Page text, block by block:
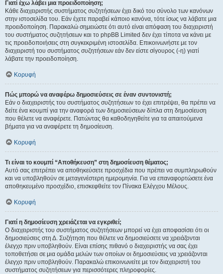
Γιατί έχω λάβει μια προειδοποίηση;
Κάθε διαχειριστής συστήματος συζητήσεων έχει δικό του σύνολο των κανόνων
στην ιστοσελίδα του. Εάν έχετε παραβεί κάποιο κανόνα, τότε ίσως να λάβατε μια
προειδοποίηση. Παρακαλώ σημειώστε ότι αυτό είναι απόφαση του διαχειριστή
του συστήματος συζητήσεων και το phpBB Limited δεν έχει τίποτα να κάνει με
τις προειδοποιήσεις στη συγκεκριμένη ιστοσελίδα. Επικοινωνήστε με τον
διαχειριστή του συστήματος συζητήσεων εάν δεν είστε σίγουρος (-η) γιατί
λάβατε την προειδοποίηση.
Κορυφή
Πώς μπορώ να αναφέρω δημοσιεύσεις σε έναν συντονιστή;
Εάν ο διαχειριστής του συστήματος συζητήσεων το έχει επιτρέψει, θα πρέπει να
δείτε ένα κουμπί για την αναφορά των δημοσιεύσεων δίπλα στη δημοσίευση
που θέλετε να αναφέρετε. Πατώντας θα καθοδηγηθείτε για τα απαιτούμενα
βήματα για να αναφέρετε τη δημοσίευση.
Κορυφή
Τι είναι το κουμπί “Αποθήκευση” στη δημοσίευση θέματος;
Αυτό σας επιτρέπει να αποθηκεύσετε προσχέδια που πρέπει να συμπληρωθούν
και να υποβληθούν σε μεταγενέστερη ημερομηνία. Για να επαναφορτώσετε ένα
αποθηκευμένο προσχέδιο, επισκεφθείτε τον Πίνακα Ελέγχου Μέλους.
Κορυφή
Γιατί η δημοσίευση χρειάζεται να εγκριθεί;
Ο διαχειριστής του συστήματος συζητήσεων μπορεί να έχει αποφασίσει ότι οι
δημοσιεύσεις στη Δ. Συζήτηση που θέλετε να δημοσιεύσετε να χρειάζονται
έλεγχο πριν υποβληθούν. Είναι επίσης πιθανό ο διαχειριστής να σας έχει
τοποθετήσει σε μια ομάδα μελών των οποίων οι δημοσιεύσεις να χρειάζονται
έλεγχο πριν υποβληθούν. Παρακαλώ επικοινωνείτε με τον διαχειριστή του
συστήματος συζητήσεων για περισσότερες πληροφορίες.